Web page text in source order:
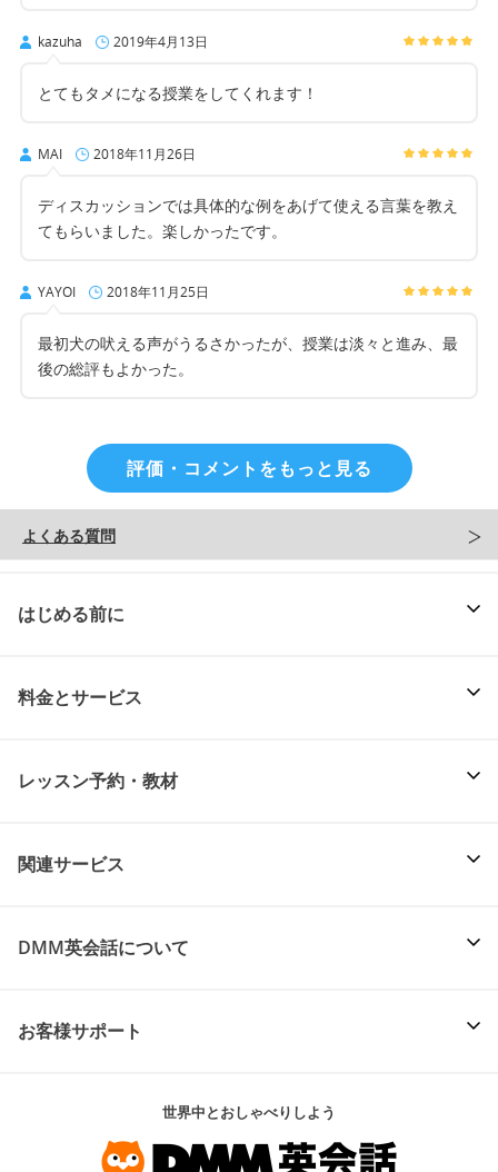
kazuha 2019年4月13日
とてもタメになる授業をしてくれます！
MAI 2018年11月26日
ディスカッションでは具体的な例をあげて使える言葉を教え
てもらいました。楽しかったです。
YAYOI 2018年11月25日
最初犬の吠える声がうるさかったが、授業は淡々と進み、最
後の総評もよかった。
評価・コメントをもっと見る
よくある質問
はじめる前に
料金とサービス
レッスン予約・教材
関連サービス
DMM英会話について
お客様サポート
世界中とおしゃべりしよう